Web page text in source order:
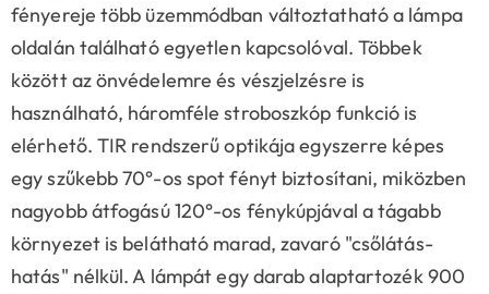
fényereje több üzemmódban változtatható a lámpa
oldalán található egyetlen kapcsolóval. Többek
között az önvédelemre és vészjelzésre is
használható, háromféle stroboszkóp funkció is
elérhető. TIR rendszerű optikája egyszerre képes
egy szűkebb 70°-os spot fényt biztosítani, miközben
nagyobb átfogású 120°-os fénykúpjával a tágabb
környezet is belátható marad, zavaró "csőlátás-
hatás" nélkül. A lámpát egy darab alaptartozék 900